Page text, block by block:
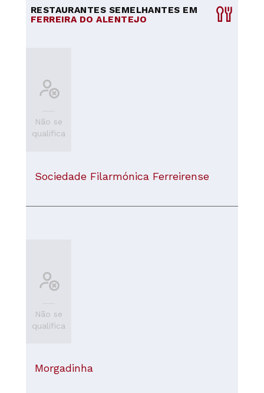
RESTAURANTES SEMELHANTES EM
FERREIRA DO ALENTEJO
Não se
qualifica
Sociedade Filarmónica Ferreirense
Não se
qualifica
Morgadinha